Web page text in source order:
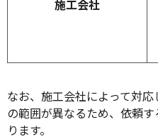
施工会社
なお、施工会社によって対
の範囲が異なるため、依頼
ります。